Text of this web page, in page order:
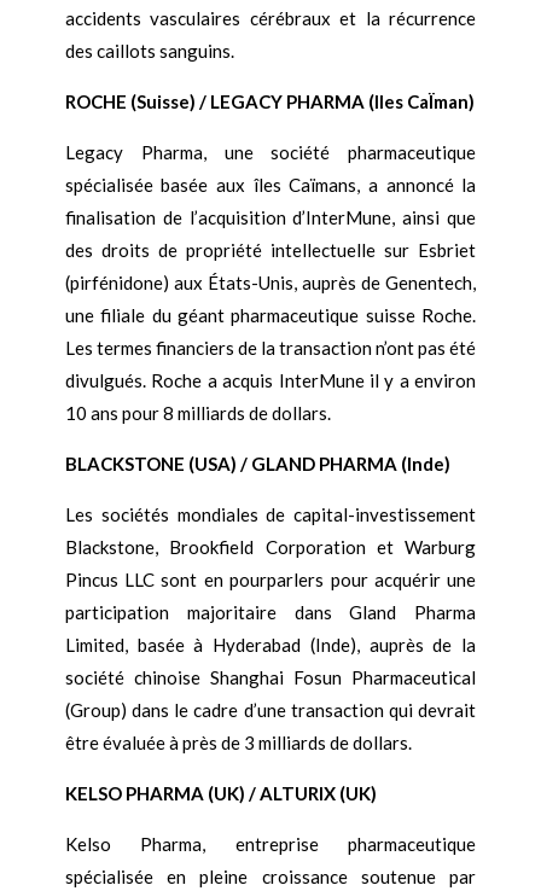
accidents vasculaires cérébraux et la récurrence
des caillots sanguins.
ROCHE (Suisse) / LEGACY PHARMA (Iles CaÏman)
Legacy Pharma, une société pharmaceutique
spécialisée basée aux îles Caïmans, a annoncé la
finalisation de l’acquisition d’InterMune, ainsi que
des droits de propriété intellectuelle sur Esbriet
(pirfénidone) aux États-Unis, auprès de Genentech,
une filiale du géant pharmaceutique suisse Roche.
Les termes financiers de la transaction n’ont pas été
divulgués. Roche a acquis InterMune il y a environ
10 ans pour 8 milliards de dollars.
BLACKSTONE (USA) / GLAND PHARMA (Inde)
Les sociétés mondiales de capital-investissement
Blackstone, Brookfield Corporation et Warburg
Pincus LLC sont en pourparlers pour acquérir une
participation majoritaire dans Gland Pharma
Limited, basée à Hyderabad (Inde), auprès de la
société chinoise Shanghai Fosun Pharmaceutical
(Group) dans le cadre d’une transaction qui devrait
être évaluée à près de 3 milliards de dollars.
KELSO PHARMA (UK) / ALTURIX (UK)
Kelso Pharma, entreprise pharmaceutique
spécialisée en pleine croissance soutenue par